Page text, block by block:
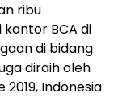
ribu
BCA di
di bidang
diraih oleh
Indonesia